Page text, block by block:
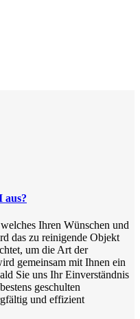
aus?
Ihren Wünschen und
das zu reinigende Objekt
um die Art der
gemeinsam mit Ihnen ein
Sie uns Ihr Einverständnis
geschulten
und effizient